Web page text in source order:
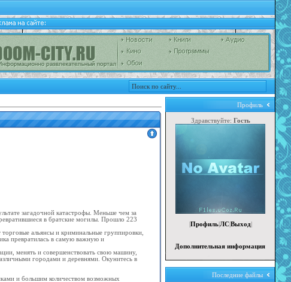
загадочной катастрофы. Меньше чем за
в братские могилы. Прошло 223
альянсы и криминальные группировки,
превратилась в самую важную и
менять и совершенствовать свою машину,
городами и деревнями. Окунитесь в
и большим количеством возможных
Профиль
Здравствуйте: Гость
|Профиль|ЛС|Выход|
Дополнительная информация
Последние файлы